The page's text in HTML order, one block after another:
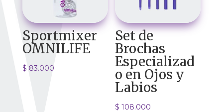
Sportmixer
OMNILIFE
$ 83.000
Set de
Brochas
Especializad
o en Ojos y
Labios
$ 108.000